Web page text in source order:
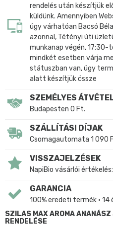
rendelés után készítjük
küldünk. Amennyiben
úgy várhatóan Bacsó
azonnal, Tétényi úti
munkanap végén,
mindkét esetben várja
státuszban van, úgy
alatt készítjük össze
SZEMÉLYES
Budapesten 0 Ft.
SZÁLLÍTÁSI DÍJAK
Csomagautomata 1
VISSZAJELZÉSEK
NapiBio vásárlói
GARANCIA
100% eredeti termék •
SZILAS MAX AROMA
RENDELÉSE